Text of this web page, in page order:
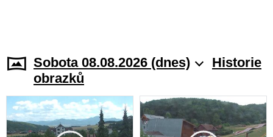
Sobota 08.08.2026 (dnes)
Historie
obrazků